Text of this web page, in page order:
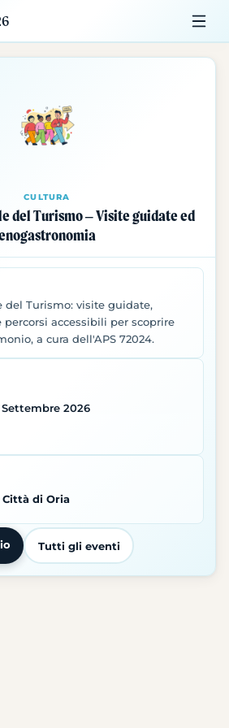
Siti da Visitare
CULTURA
del Turismo – Visite guidate ed
del Turismo: visite guidate,
accessibili per scoprire
a cura dell'APS 72024.
2026
Città di Oria
Tutti gli eventi